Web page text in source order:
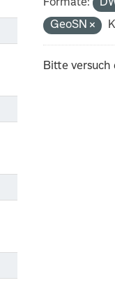
Formate:
GeoSN
Bitte versuch